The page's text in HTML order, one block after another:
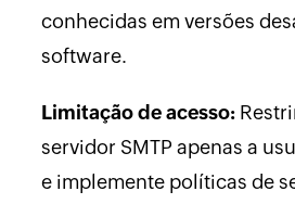
conhecidas em versões
software.
Limitação de acesso:
servidor SMTP apenas a
e implemente políticas de